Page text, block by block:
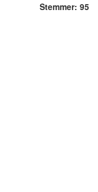
Stemmer: 95